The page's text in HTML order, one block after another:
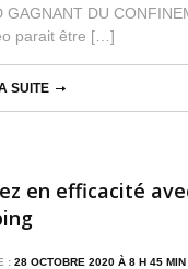
GAGNANT DU
parait être […]
SUITE
en efficacité
: 28 OCTOBRE 2020 À 8 H 45